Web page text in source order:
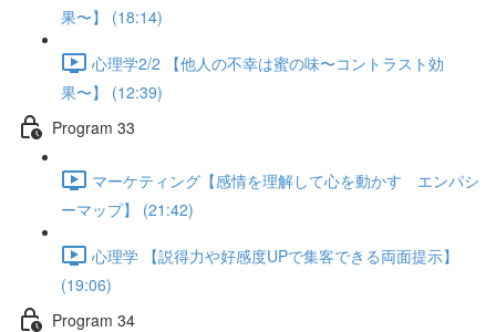
果〜】 (18:14)
心理学2/2 【他人の不幸は蜜の味〜コントラスト効
果〜】 (12:39)
Program 33
マーケティング【感情を理解して心を動かす エンパシ
ーマップ】 (21:42)
心理学 【説得力や好感度UPで集客できる両面提示】
(19:06)
Program 34